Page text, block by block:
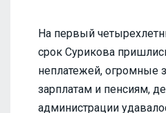
На первый
срок Сурикова
неплатежей, огромные
зарплатам и пенсиям,
администрации